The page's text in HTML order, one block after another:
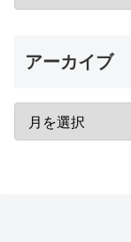
アーカイブ